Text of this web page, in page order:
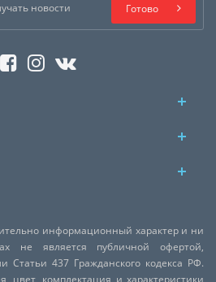
Готово
информационный характер и ни
не является публичной офертой,
Статьи 437 Гражданского кодекса РФ.
цвет, комплектация и характеристики